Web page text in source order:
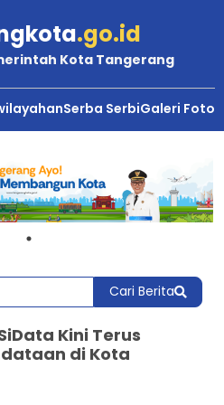
.go.id
Kota Tangerang
Serba SerbiGaleri Foto
Cari Berita
Kini Terus
di Kota